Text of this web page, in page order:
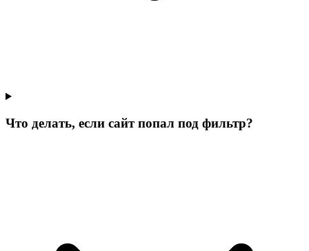
Что делать, если сайт попал под фильтр?